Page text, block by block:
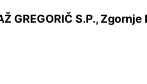
GREGORIČ S.P.,